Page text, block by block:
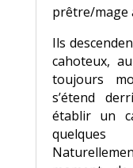
prêtre/mage
Ils
cahoteux,
toujours
s’étend
établir un